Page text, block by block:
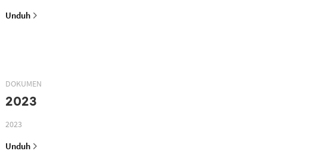
Unduh
DOKUMEN
2023
2023
Unduh